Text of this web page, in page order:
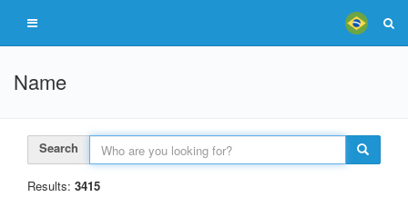
Name
Search
Results: 3415